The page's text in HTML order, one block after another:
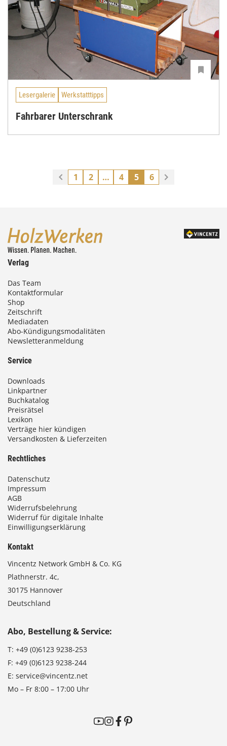
Lesergalerie Werkstatttipps
Fahrbarer Unterschrank
1 2 … 4 5 6
Verlag
Das Team
Kontaktformular
Shop
Zeitschrift
Mediadaten
Abo-Kündigungsmodalitäten
Newsletteranmeldung
Service
Downloads
Linkpartner
Buchkatalog
Preisrätsel
Lexikon
Verträge hier kündigen
Versandkosten & Lieferzeiten
Rechtliches
Datenschutz
Impressum
AGB
Widerrufsbelehrung
Widerruf für digitale Inhalte
Einwilligungserklärung
Kontakt
Vincentz Network GmbH & Co. KG
Plathnerstr. 4c,
30175 Hannover
Deutschland
Abo, Bestellung & Service:
T: +49 (0)6123 9238-253
F: +49 (0)6123 9238-244
E: service@vincentz.net
Mo – Fr 8:00 – 17:00 Uhr